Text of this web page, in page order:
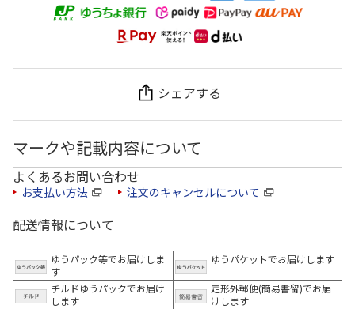
シェアする
マークや記載内容について
よくあるお問い合わせ
お支払い方法 注文のキャンセルについて
配送情報について
ゆうパック等でお届けしま
す
ゆうパケットでお届けします
チルドゆうパックでお届け
します
定形外郵便(簡易書留)でお届
けします